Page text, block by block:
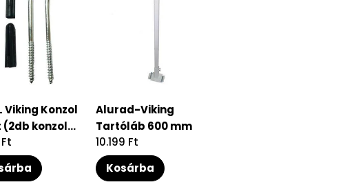
Viking Konzol
konzol...
Alurad-Viking
Tartóláb 600 mm
Regular
price
10.199 Ft
Kosárba